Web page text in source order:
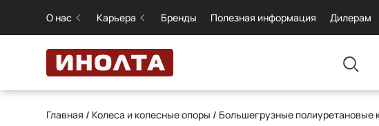
О нас Карьера Бренды Полезная информация Дилерам
Главная / Колеса и колесные опоры / Большегрузные полиуретановые